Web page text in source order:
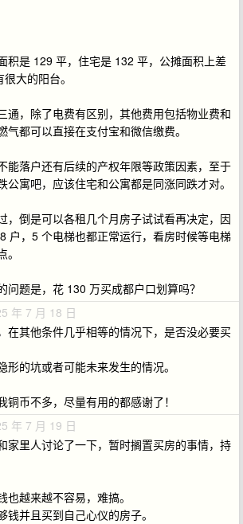
积是 129 平，住宅是 132 平，公摊面积上差
大的阳台。
通，除了电费有区别，其他费用包括物业费和
气都可以直接在支付宝和微信缴费。
能落户还有后续的产权年限等政策因素，至于
公寓吧，应该住宅和公寓都是同涨同跌才对。
，倒是可以各租几个月房子试试看再决定，因
户，5 个电梯也都正常运行，看房时候等电梯
问题是，花 130 万买成都户口划算吗？
年 7 月 18 日
在其他条件几乎相等的情况下，是否没必要买
的坑或者可能未来发生的情况。
币不多，尽量有用的都感谢了！
年 7 月 19 日
家里人讨论了一下，暂时搁置买房的事情，持
越来越不容易，难搞。
并且买到自己心仪的房子。